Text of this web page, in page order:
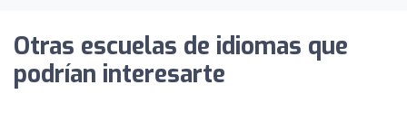
Otras escuelas de idiomas que
podrían interesarte